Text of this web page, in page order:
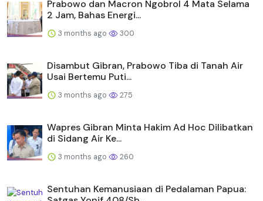
Prabowo dan Macron Ngobrol 4 Mata Selama
2 Jam, Bahas Energi...
3 months ago 300
Disambut Gibran, Prabowo Tiba di Tanah Air
Usai Bertemu Puti...
3 months ago 275
Wapres Gibran Minta Hakim Ad Hoc Dilibatkan
di Sidang Air Ke...
3 months ago 260
Sentuhan Kemanusiaan di Pedalaman Papua: